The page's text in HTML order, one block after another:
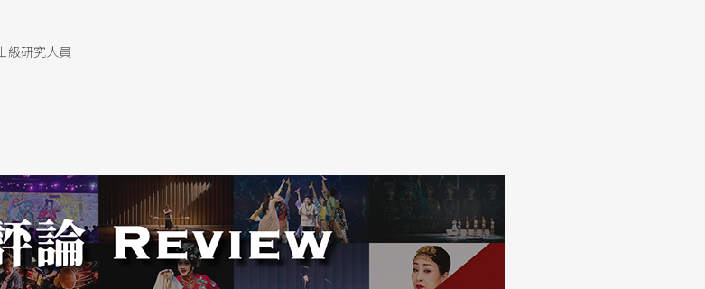
煙火一樣霹靂啪啦；但有時候
觀照到我仍在舞台上『存在的
張逸軍都會以各種動作、肢體，
的對話，我知道它累了。」
」
級研究人員